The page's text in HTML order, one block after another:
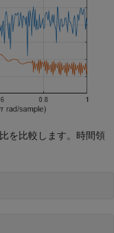
を比較します。時間領